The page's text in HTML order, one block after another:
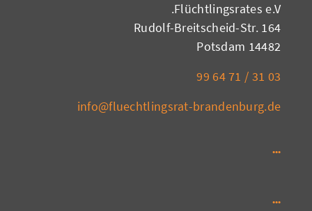
Flüchtlingsrates e.V.
Rudolf-Breitscheid-Str. 164
14482 Potsdam
03 31 / 71 64 99
info@fluechtlingsrat-brandenburg.de